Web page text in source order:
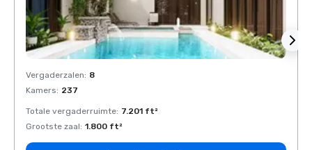
Vergaderzalen: 8
Kamers: 237
Totale vergaderruimte: 7.201 ft²
Grootste zaal: 1.800 ft²